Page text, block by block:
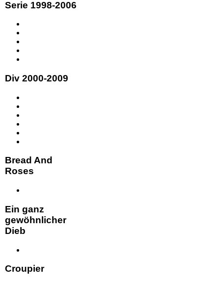
Serie 1998-2006
Div 2000-2009
Bread And
Roses
Ein ganz
gewöhnlicher
Dieb
Croupier